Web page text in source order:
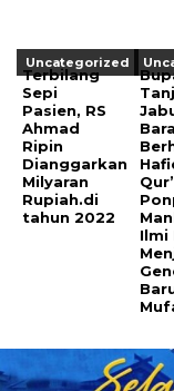
Uncategorized
Terbilang
Sepi
Pasien, RS
Ahmad
Ripin
Dianggarkan
Milyaran
Rupiah.di
tahun 2022
Ilmi